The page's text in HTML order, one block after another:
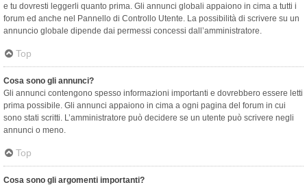
e tu dovresti leggerli quanto prima. Gli annunci globali appaiono in cima a tutti i
forum ed anche nel Pannello di Controllo Utente. La possibilità di scrivere su un
annuncio globale dipende dai permessi concessi dall’amministratore.
Top
Cosa sono gli annunci?
Gli annunci contengono spesso informazioni importanti e dovrebbero essere letti
prima possibile. Gli annunci appaiono in cima a ogni pagina del forum in cui
sono stati scritti. L’amministratore può decidere se un utente può scrivere negli
annunci o meno.
Top
Cosa sono gli argomenti importanti?